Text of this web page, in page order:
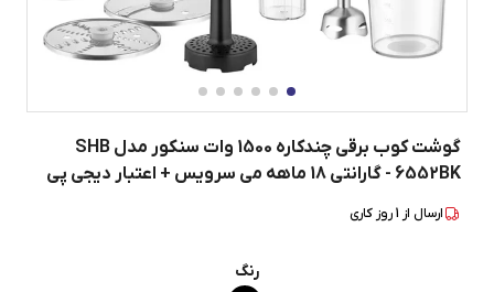
گوشت کوب برقی چندکاره 1500 وات سنکور مدل SHB
6552BK - گارانتی 18 ماهه می سرویس + اعتبار دیجی پی
ارسال از 1روز کاری
رنگ